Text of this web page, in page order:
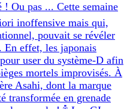
Ou pas ... Cette semaine
inoffensive mais qui,
pouvait se révéler
En effet, les japonais
user du système-D afin
mortels improvisés. À
Asahi, dont la marque
transformée en grenade